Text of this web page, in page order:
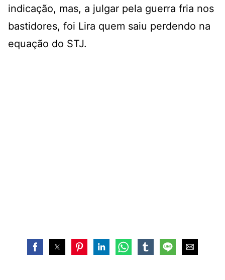
indicação, mas, a julgar pela guerra fria nos
bastidores, foi Lira quem saiu perdendo na
equação do STJ.